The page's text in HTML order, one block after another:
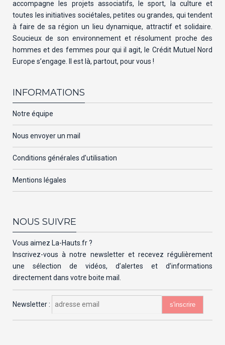
accompagne les projets associatifs, le sport, la culture et
toutes les initiatives sociétales, petites ou grandes, qui tendent
à faire de sa région un lieu dynamique, attractif et solidaire.
Soucieux de son environnement et résolument proche des
hommes et des femmes pour qui il agit, le Crédit Mutuel Nord
Europe s’engage. Il est là, partout, pour vous !
INFORMATIONS
Notre équipe
Nous envoyer un mail
Conditions générales d’utilisation
Mentions légales
NOUS SUIVRE
Vous aimez La-Hauts.fr ?
Inscrivez-vous à notre newsletter et recevez régulièrement
une sélection de vidéos, d’alertes et d’informations
directement dans votre boite mail.
Newsletter :